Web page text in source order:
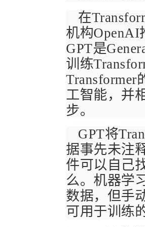
在
机构OpenAI
GPT是
训练
Transformer
工智能，并
步。
GPT将
据事先未注
件可以自己
么。机器学
数据，但手
可用于训练